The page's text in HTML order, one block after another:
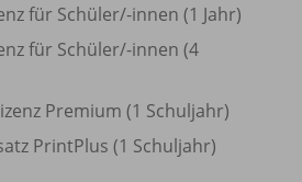
für Schüler/-innen (1 Jahr)
für Schüler/-innen (4
Premium (1 Schuljahr)
PrintPlus (1 Schuljahr)